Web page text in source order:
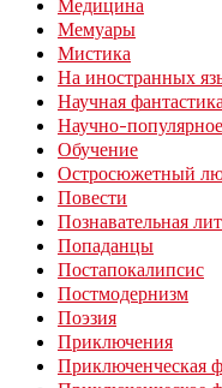
Медицина
Мемуары
Мистика
На иностранных
Научная
Научно-популярное
Обучение
Остросюжетный
Повести
Познавательная
Попаданцы
Постапокалипсис
Постмодернизм
Поэзия
Приключения
Приключенческая